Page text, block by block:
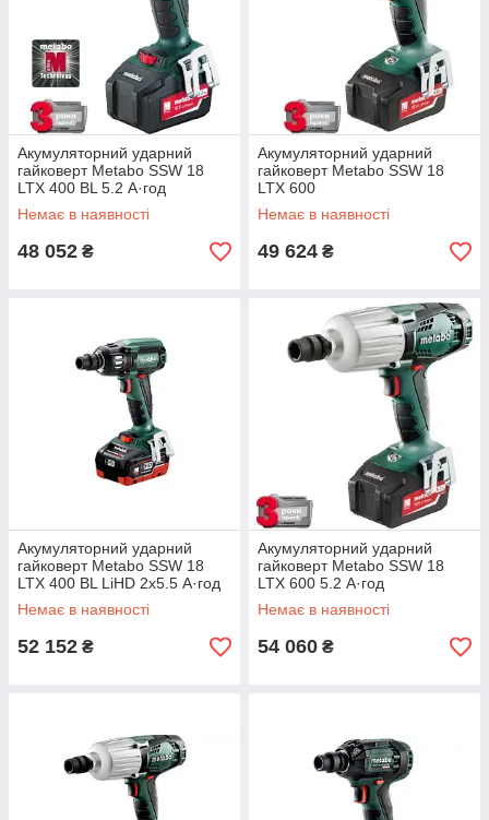
Акумуляторний ударний
гайковерт Metabo SSW 18
LTX 400 BL 5.2 А·год
Немає в наявності
48 052 ₴
Акумуляторний ударний
гайковерт Metabo SSW 18
LTX 600
Немає в наявності
49 624 ₴
Акумуляторний ударний
гайковерт Metabo SSW 18
LTX 400 BL LiHD 2x5.5 А·год
Немає в наявності
52 152 ₴
Акумуляторний ударний
гайковерт Metabo SSW 18
LTX 600 5.2 А·год
Немає в наявності
54 060 ₴